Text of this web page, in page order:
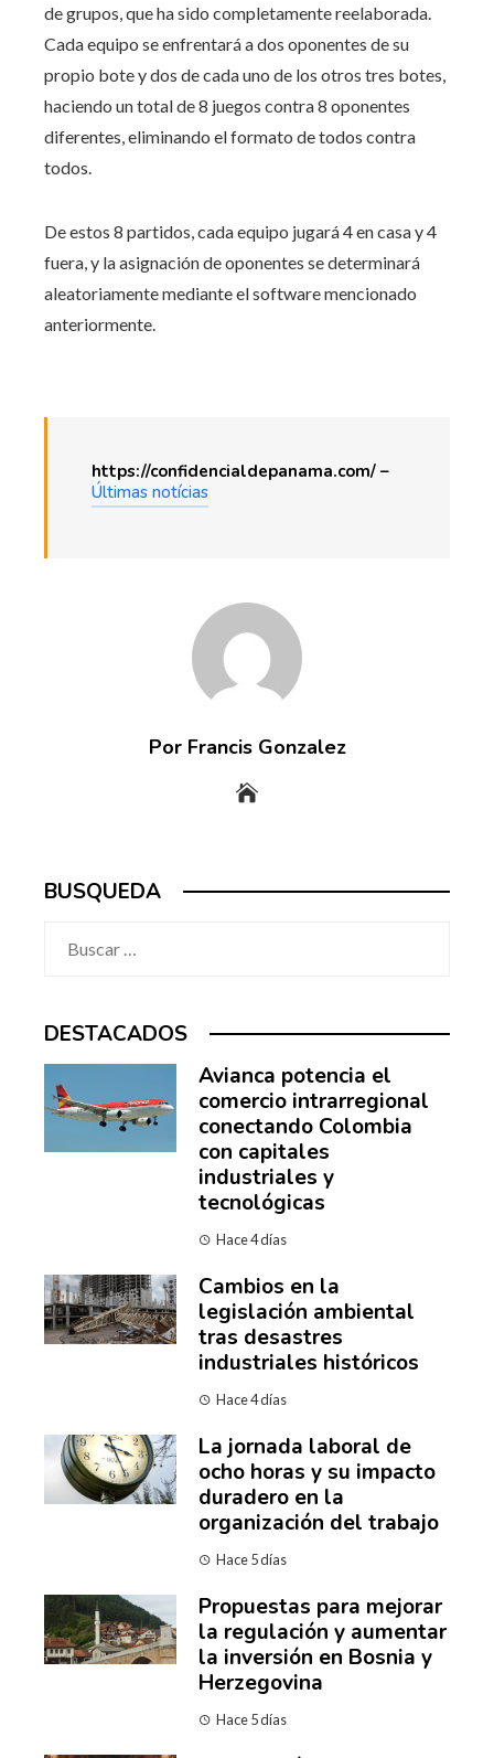
de grupos, que ha sido completamente reelaborada.
Cada equipo se enfrentará a dos oponentes de su
propio bote y dos de cada uno de los otros tres botes,
haciendo un total de 8 juegos contra 8 oponentes
diferentes, eliminando el formato de todos contra
todos.
De estos 8 partidos, cada equipo jugará 4 en casa y 4
fuera, y la asignación de oponentes se determinará
aleatoriamente mediante el software mencionado
anteriormente.
https://confidencialdepanama.com/ –
Últimas notícias
Por Francis Gonzalez
BUSQUEDA
DESTACADOS
Avianca potencia el
comercio intrarregional
conectando Colombia
con capitales
industriales y
tecnológicas
Hace 4 días
Cambios en la
legislación ambiental
tras desastres
industriales históricos
Hace 4 días
La jornada laboral de
ocho horas y su impacto
duradero en la
organización del trabajo
Hace 5 días
Propuestas para mejorar
la regulación y aumentar
la inversión en Bosnia y
Herzegovina
Hace 5 días